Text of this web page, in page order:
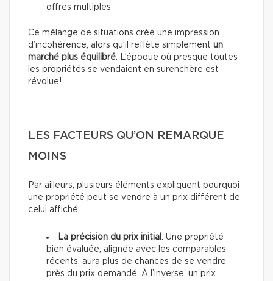
offres multiples
Ce mélange de situations crée une impression
d’incohérence, alors qu’il reflète simplement un
marché plus équilibré. L’époque où presque toutes
les propriétés se vendaient en surenchère est
révolue!
LES FACTEURS QU’ON REMARQUE
MOINS
Par ailleurs, plusieurs éléments expliquent pourquoi
une propriété peut se vendre à un prix différent de
celui affiché.
La précision du prix initial . Une propriété
bien évaluée, alignée avec les comparables
récents, aura plus de chances de se vendre
près du prix demandé. À l’inverse, un prix